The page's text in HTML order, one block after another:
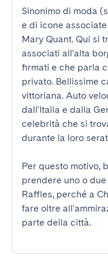
Sinonimo di moda
e di icone
Mary Quant. Qui si
associati all'alta
firmati e che parla
privato. Bellissime
vittoriana. Auto
dall'Italia e dalla
celebrità che si
durante la loro
Per questo motivo,
prendere uno o
Raffles, perché a
fare oltre
parte della città.